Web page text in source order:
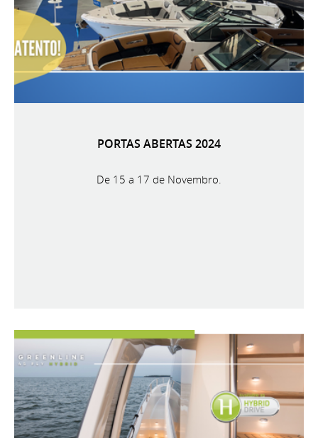
PORTAS ABERTAS 2024
De 15 a 17 de Novembro.